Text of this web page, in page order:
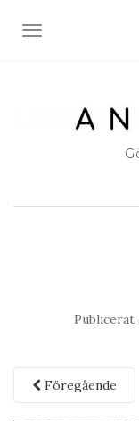
SLÅ PÅ/AV
Publicerat
Föregående